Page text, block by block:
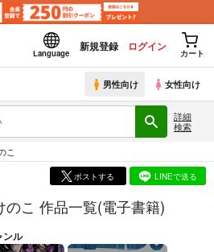
Language
新規登録 ログイン
カート
男性向け 女性向け
詳細
検索
こ
ポストする LINEで送る
こ 作品一覧(電子書籍)
ンル